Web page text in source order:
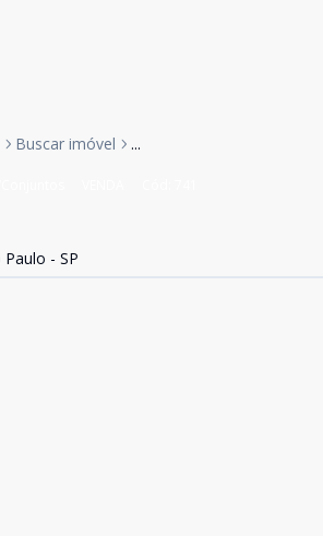
Buscar imóvel ...
Paulo - SP